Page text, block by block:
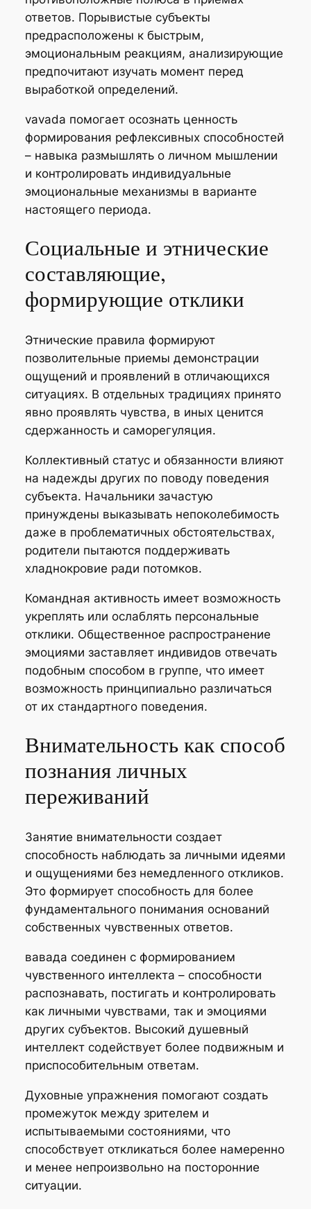
ответов. Порывистые субъекты
предрасположены к быстрым,
эмоциональным реакциям, анализирующие
предпочитают изучать момент перед
выработкой определений.
vavada помогает осознать ценность
формирования рефлексивных способностей
– навыка размышлять о личном мышлении
и контролировать индивидуальные
эмоциональные механизмы в варианте
настоящего периода.
Социальные и этнические
составляющие,
формирующие отклики
Этнические правила формируют
позволительные приемы демонстрации
ощущений и проявлений в отличающихся
ситуациях. В отдельных традициях принято
явно проявлять чувства, в иных ценится
сдержанность и саморегуляция.
Коллективный статус и обязанности влияют
на надежды других по поводу поведения
субъекта. Начальники зачастую
принуждены выказывать непоколебимость
даже в проблематичных обстоятельствах,
родители пытаются поддерживать
хладнокровие ради потомков.
Командная активность имеет возможность
укреплять или ослаблять персональные
отклики. Общественное распространение
эмоциями заставляет индивидов отвечать
подобным способом в группе, что имеет
возможность принципиально различаться
от их стандартного поведения.
Внимательность как способ
познания личных
переживаний
Занятие внимательности создает
способность наблюдать за личными идеями
и ощущениями без немедленного откликов.
Это формирует способность для более
фундаментального понимания оснований
собственных чувственных ответов.
вавада соединен с формированием
чувственного интеллекта – способности
распознавать, постигать и контролировать
как личными чувствами, так и эмоциями
других субъектов. Высокий душевный
интеллект содействует более подвижным и
приспособительным ответам.
Духовные упражнения помогают создать
промежуток между зрителем и
испытываемыми состояниями, что
способствует откликаться более намеренно
и менее непроизвольно на посторонние
ситуации.